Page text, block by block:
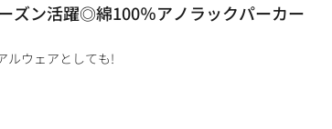
ズン活躍◎綿100％アノラックパーカー
ルウェアとしても!